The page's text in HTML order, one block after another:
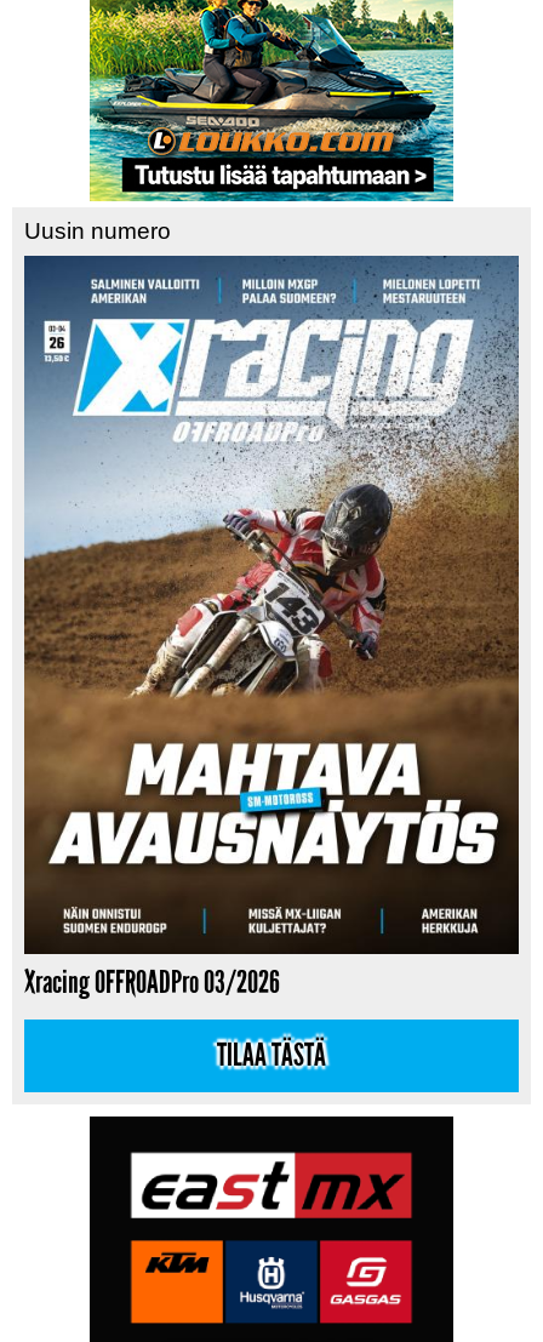
YHTEYSTIEDOT
Uusin numero
Xracing OFFROADPro 03/2026
TILAA TÄSTÄ